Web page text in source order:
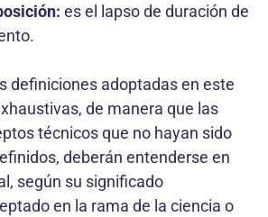
es el lapso de duración de
definiciones adoptadas en este
de manera que las
técnicos que no hayan sido
deberán entenderse en
según su significado
en la rama de la ciencia o